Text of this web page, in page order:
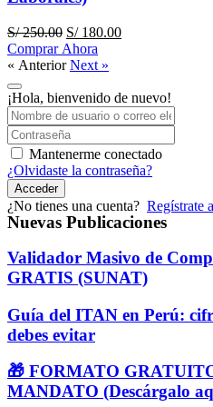
S/250.00 El
precio
original
S/ 250.00.
S/180.00El
S/ 180.00.
Comprar Ahora
« AnteriorNext »
¡Hola, bienvenido de nuevo!
Mantenerme conectado
¿Olvidaste la contraseña?
Acceder
¿No tienes una cuenta? Regístrate
Nuevas Publicaciones
Validador Masivo de
GRATIS (SUNAT)
Guía del ITAN en Perú:
debes evitar
🎁 FORMATO
MANDATO (Descárgalo